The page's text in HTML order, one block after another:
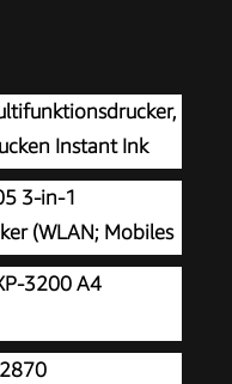
Instant Ink
Scannen,
Druck
3-in-1
(WLAN; Mobiles
inklusive, 3
hohe
Qualität
3200 A4